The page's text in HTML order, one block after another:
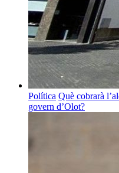
Política Què cobrarà
govern d’Olot?